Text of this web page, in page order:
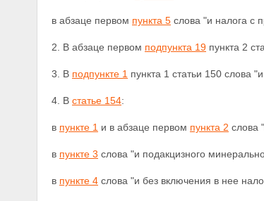
в абзаце первом пункта 5 слова "и налога с
2. В абзаце первом подпункта 19 пункта 2
3. В подпункте 1 пункта 1 статьи 150 слова
4. В статье 154:
в пункте 1 и в абзаце первом пункта 2 слова
в пункте 3 слова "и подакцизного
в пункте 4 слова "и без включения в нее